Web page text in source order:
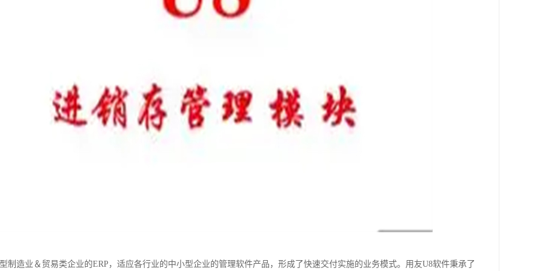
制造业＆贸易类企业的ERP，适应各行业的中小型企业的管理软件产品，形成了快速交付实施的业务模式。用友U8软件秉承了